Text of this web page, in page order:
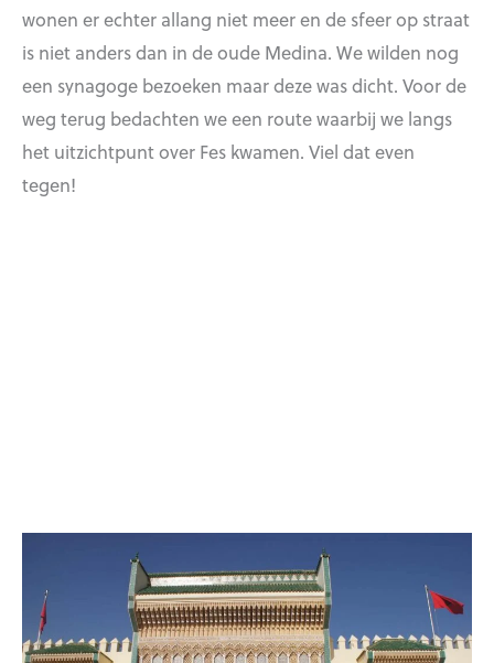
wonen er echter allang niet meer en de sfeer op straat
is niet anders dan in de oude Medina. We wilden nog
een synagoge bezoeken maar deze was dicht. Voor de
weg terug bedachten we een route waarbij we langs
het uitzichtpunt over Fes kwamen. Viel dat even
tegen!